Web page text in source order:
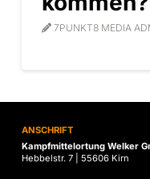
7PUNKT8 MEDIA
ANSCHRIFT
Kampfmittelortung Welker
Hebbelstr. 7 | 55606 Kirn